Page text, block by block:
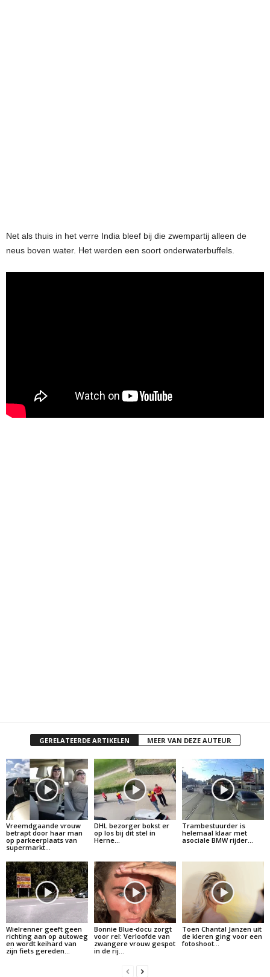
Net als thuis in het verre India bleef bij die zwempartij alleen de
neus boven water. Het werden een soort onderwaterbuffels.
GERELATEERDE ARTIKELEN MEER VAN DEZE AUTEUR
Vreemdgaande vrouw
betrapt door haar man
op parkeerplaats van
supermarkt…
DHL bezorger bokst er
op los bij dit stel in
Herne…
Trambestuurder is
helemaal klaar met
asociale BMW rijder…
Wielrenner geeft geen
richting aan op autoweg
en wordt keihard van
zijn fiets gereden…
Bonnie Blue-docu zorgt
voor rel: Verloofde van
zwangere vrouw gespot
in de rij…
Toen Chantal Janzen uit
de kleren ging voor een
fotoshoot…